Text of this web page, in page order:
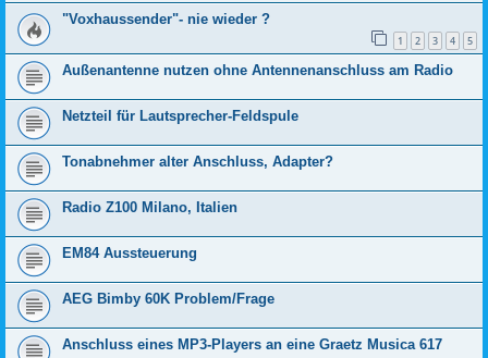
"Voxhaussender"- nie wieder ?
1 2 3 4 5
Außenantenne nutzen ohne Antennenanschluss am Radio
Netzteil für Lautsprecher-Feldspule
Tonabnehmer alter Anschluss, Adapter?
Radio Z100 Milano, Italien
EM84 Aussteuerung
AEG Bimby 60K Problem/Frage
Anschluss eines MP3-Players an eine Graetz Musica 617